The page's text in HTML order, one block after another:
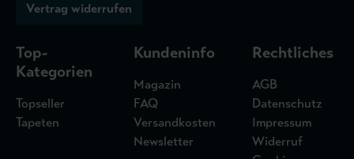
Vertrag widerrufen
Top-
Kategorien
Topseller
Tapeten
Kundeninfo
Magazin
FAQ
Versandkosten
Newsletter
Rechtliches
AGB
Datenschutz
Impressum
Widerruf